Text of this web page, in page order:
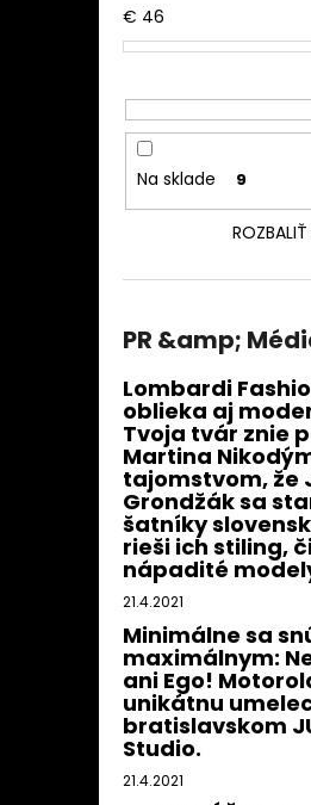
€ 46
Na sklade 9
ROZBALIŤ
PR &amp;
Lombardi
oblieka aj
Tvoja tvár znie
Martina
tajomstvom, že
Grondžák sa
šatníky
rieši ich stiling,
nápadité
21.4.2021
Minimálne sa
maximálnym:
ani Ego!
unikátnu
bratislavskom
Studio.
21.4.2021